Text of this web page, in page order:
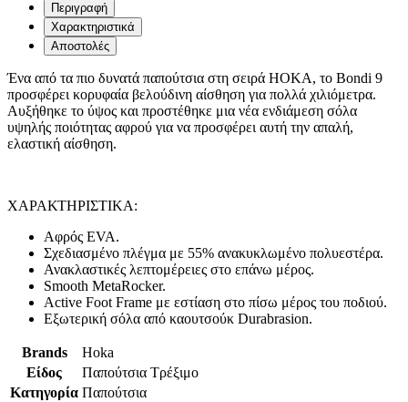
Περιγραφή
Χαρακτηριστικά
Αποστολές
Ένα από τα πιο δυνατά παπούτσια στη σειρά HOKA, το Bondi 9
προσφέρει κορυφαία βελούδινη αίσθηση για πολλά χιλιόμετρα.
Αυξήθηκε το ύψος και προστέθηκε μια νέα ενδιάμεση σόλα
υψηλής ποιότητας αφρού για να προσφέρει αυτή την απαλή,
ελαστική αίσθηση.
ΧΑΡΑΚΤΗΡΙΣΤΙΚΑ:
Αφρός EVA.
Σχεδιασμένο πλέγμα με 55% ανακυκλωμένο πολυεστέρα.
Ανακλαστικές λεπτομέρειες στο επάνω μέρος.
Smooth MetaRocker.
Active Foot Frame με εστίαση στο πίσω μέρος του ποδιού.
Εξωτερική σόλα από καουτσούκ Durabrasion.
Brands
Hoka
Είδος
Παπούτσια Τρέξιμο
Κατηγορία Παπούτσια